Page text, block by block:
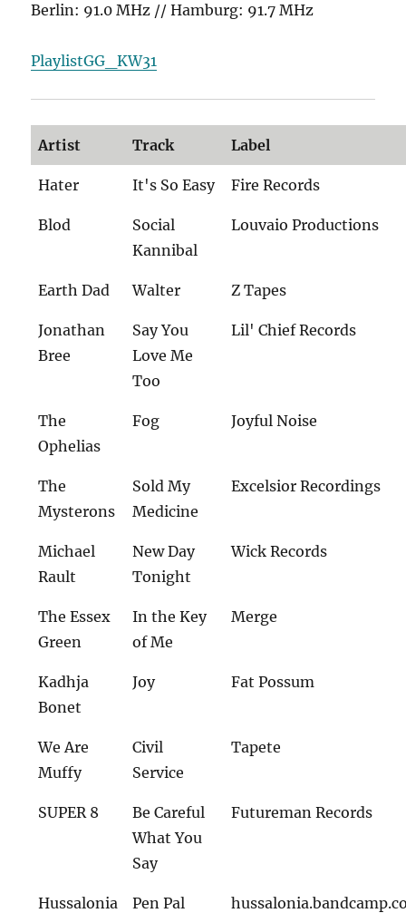
Berlin: 91.0 MHz // Hamburg: 91.7 MHz
PlaylistGG_KW31
Artist Track Label
Hater It's So Easy Fire Records
Blod
Social
Kannibal
Louvaio Productions
Earth Dad Walter Z Tapes
Jonathan
Bree
Say You
Love Me
Too
Lil' Chief Records
The
Ophelias
Fog Joyful Noise
The
Mysterons
Sold My
Medicine
Excelsior Recordings
Michael
Rault
New Day
Tonight
Wick Records
The Essex
Green
In the Key
of Me
Merge
Kadhja
Bonet
Joy Fat Possum
We Are
Muffy
Civil
Service
Tapete
SUPER 8
Be Careful
What You
Say
Futureman Records
Hussalonia Pen Pal